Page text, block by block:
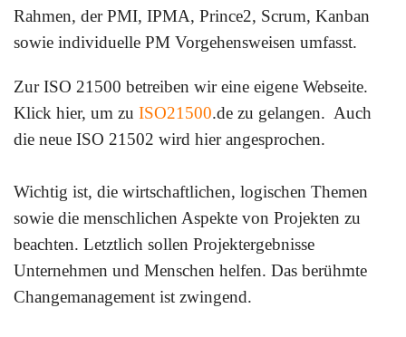
Rahmen, der PMI, IPMA, Prince2, Scrum, Kanban
sowie individuelle PM Vorgehensweisen umfasst.
Zur ISO 21500 betreiben wir eine eigene Webseite.
Klick hier, um zu ISO21500.de zu gelangen. Auch
die neue ISO 21502 wird hier angesprochen.
Wichtig ist, die wirtschaftlichen, logischen Themen
sowie die menschlichen Aspekte von Projekten zu
beachten. Letztlich sollen Projektergebnisse
Unternehmen und Menschen helfen. Das berühmte
Changemanagement ist zwingend.